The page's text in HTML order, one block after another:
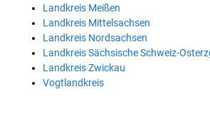
Landkreis Meißen
Landkreis Mittelsachsen
Landkreis Nordsachsen
Landkreis Sächsische Schweiz-
Landkreis Zwickau
Vogtlandkreis